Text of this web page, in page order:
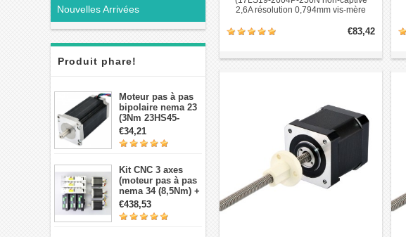
Nouvelles Arrivées
Produit phare!
Moteur pas à pas
bipolaire nema 23
(3Nm 23HS45-
4204S 4,2A 1,8 deg
3,78V 4 fils）
€34,21
Kit CNC 3 axes
(moteur pas à pas
nema 34 (8,5Nm) +
Driver + source de
courant)
€438,53
2,6A résolution 0,794mm vis-mère
€83,42